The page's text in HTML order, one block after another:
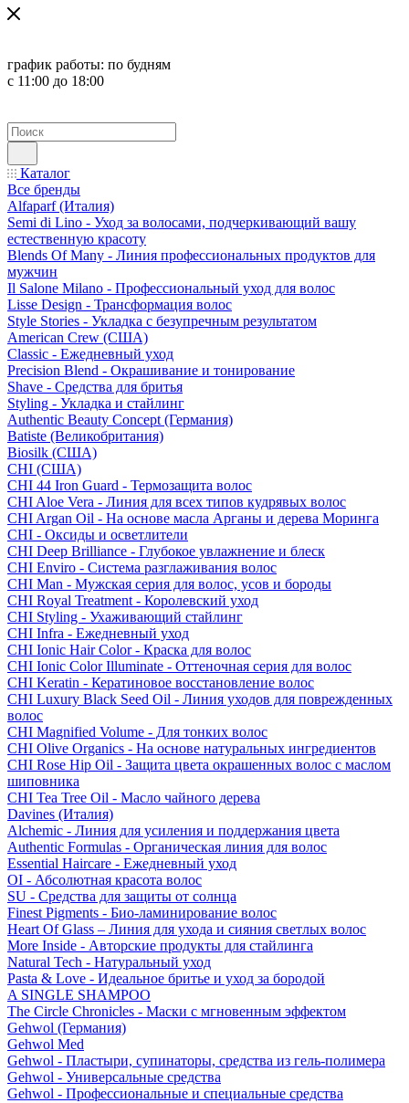
график работы: по будням
с 11:00 до 18:00
Каталог
Все бренды
Alfaparf (Италия)
Semi di Lino - Уход за волосами, подчеркивающий вашу
естественную красоту
Blends Of Many - Линия профессиональных продуктов для
мужчин
Il Salone Milano - Профессиональный уход для волос
Lisse Design - Трансформация волос
Style Stories - Укладка с безупречным результатом
American Crew (США)
Classic - Ежедневный уход
Precision Blend - Окрашивание и тонирование
Shave - Средства для бритья
Styling - Укладка и стайлинг
Authentic Beauty Concept (Германия)
Batiste (Великобритания)
Biosilk (США)
CHI (США)
CHI 44 Iron Guard - Термозащита волос
CHI Aloe Vera - Линия для всех типов кудрявых волос
CHI Argan Oil - На основе масла Арганы и дерева Моринга
CHI - Оксиды и осветлители
CHI Deep Brilliance - Глубокое увлажнение и блеск
CHI Enviro - Система разглаживания волос
CHI Man - Мужская серия для волос, усов и бороды
CHI Royal Treatment - Королевский уход
CHI Styling - Ухаживающий стайлинг
CHI Infra - Ежедневный уход
CHI Ionic Hair Color - Краска для волос
CHI Ionic Color Illuminate - Оттеночная серия для волос
CHI Keratin - Кератиновое восстановление волос
CHI Luxury Black Seed Oil - Линия уходов для поврежденных
волос
CHI Magnified Volume - Для тонких волос
CHI Olive Organics - На основе натуральных ингредиентов
CHI Rose Hip Oil - Защита цвета окрашенных волос с маслом
шиповника
CHI Tea Tree Oil - Масло чайного дерева
Davines (Италия)
Alchemic - Линия для усиления и поддержания цвета
Authentic Formulas - Органическая линия для волос
Essential Haircare - Eжедневный уход
OI - Абсолютная красота волос
SU - Средства для защиты от солнца
Finest Pigments - Био-ламинирование волос
Heart Of Glass – Линия для ухода и сияния светлых волос
More Inside - Авторские продукты для стайлинга
Natural Tech - Натуральный уход
Pasta & Love - Идеальное бритье и уход за бородой
A SINGLE SHAMPOO
The Circle Chronicles - Маски с мгновенным эффектом
Gehwol (Германия)
Gehwol Med
Gehwol - Пластыри, супинаторы, средства из гель-полимера
Gehwol - Универсальные средства
Gehwol - Профессиональные и специальные средства